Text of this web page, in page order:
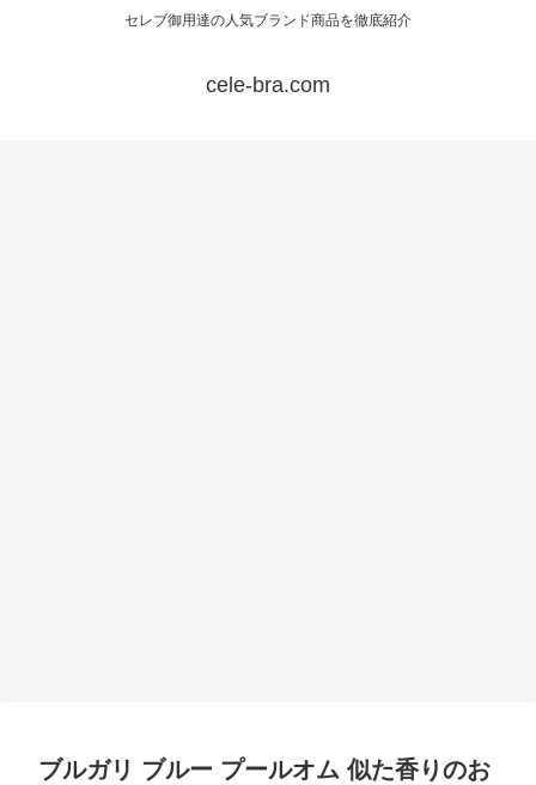
セレブ御用達の人気ブランド商品を徹底紹介
cele-bra.com
ブルガリ ブルー プールオム 似た香りのお